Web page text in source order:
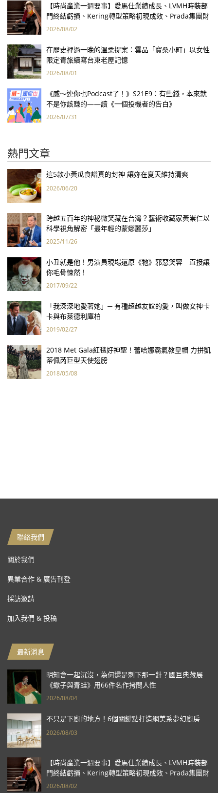
【時尚產業一週要事】愛馬仕業績成長、LVMH時裝部
門終結虧損、Kering轉型策略初現成效、Prada集團財
報亮眼
2026/08/02
在歷史裡過一晚的溫柔提案：雲品「寶桑小町」以女性
限定青旅續寫台東老屋記憶
2026/08/01
《威～連你也Podcast了！》S21E9：有些錢，本來就
不是你該賺的——讀《一個投機者的告白》
2026/07/31
熱門文章
這5款小黃瓜食譜真的封神 讓妳在夏天維持清爽
2026/06/20
跨越五百年的神秘微笑藏在台灣？藝術收藏家黃崇仁以
科學視角解密「最年輕的蒙娜麗莎」
2025/11/26
小丑就是他！男演員現場還原《牠》邪惡笑容 直接讓
你毛骨悚然！
2017/09/22
「我深深地愛著她」─ 有種超越友誼的愛，叫做女神卡
卡與布萊德利庫柏
2019/02/27
2018 Met Gala紅毯好神聖！蕾哈娜霸氣教皇帽 力拼凱
蒂佩芮巨型天使翅膀
2018/05/08
聯絡我們
關於我們
異業合作 & 廣告刊登
採訪邀請
加入我們 & 投稿
最新消息
明知會一起沉沒，為何還是刺下那一針？國巨典藏展
《蠍子與青蛙》用66件名作拷問人性
2026/08/04
不只是下廚的地方！6個關鍵點打造網美系夢幻廚房
2026/08/03
【時尚產業一週要事】愛馬仕業績成長、LVMH時裝部
門終結虧損、Kering轉型策略初現成效、Prada集團財
報亮眼
2026/08/02